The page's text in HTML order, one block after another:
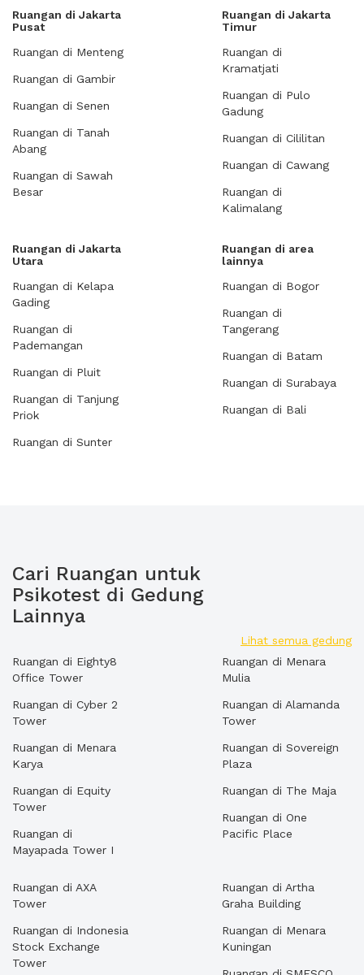
Ruangan di Jakarta
Pusat
Ruangan di Menteng
Ruangan di Gambir
Ruangan di Senen
Ruangan di Tanah
Abang
Ruangan di Sawah
Besar
Ruangan di Jakarta
Timur
Ruangan di
Kramatjati
Ruangan di Pulo
Gadung
Ruangan di Cililitan
Ruangan di Cawang
Ruangan di
Kalimalang
Ruangan di Jakarta
Utara
Ruangan di Kelapa
Gading
Ruangan di
Pademangan
Ruangan di Pluit
Ruangan di Tanjung
Priok
Ruangan di Sunter
Ruangan di area
lainnya
Ruangan di Bogor
Ruangan di
Tangerang
Ruangan di Batam
Ruangan di Surabaya
Ruangan di Bali
Cari Ruangan untuk
Psikotest di Gedung
Lainnya
Lihat semua gedung
Ruangan di Eighty8
Office Tower
Ruangan di Cyber 2
Tower
Ruangan di Menara
Karya
Ruangan di Equity
Tower
Ruangan di
Mayapada Tower I
Ruangan di Menara
Mulia
Ruangan di Alamanda
Tower
Ruangan di Sovereign
Plaza
Ruangan di The Maja
Ruangan di One
Pacific Place
Ruangan di AXA
Tower
Ruangan di Indonesia
Stock Exchange
Tower
Ruangan di Artha
Graha Building
Ruangan di Menara
Kuningan